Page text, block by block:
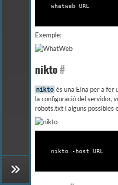
Exemple:
nikto#
nikto és una Eina per a fer
la configuració del servidor,
robots.txt i alguns possibles